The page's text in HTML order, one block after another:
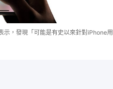
，發現「可能是有史以來針對iPhone用